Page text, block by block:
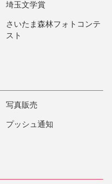
埼玉文学賞
さいたま森林フォトコンテ
スト
写真販売
プッシュ通知